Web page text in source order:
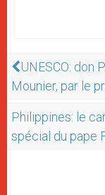
UNESCO: don
Mounier, par le
Philippines: le
spécial du pape